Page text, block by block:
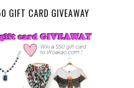
GIFT CARD GIVEAWAY